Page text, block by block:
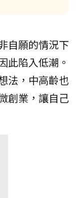
自願的情況下
此陷入低潮。
法，中高齡也
創業，讓自己